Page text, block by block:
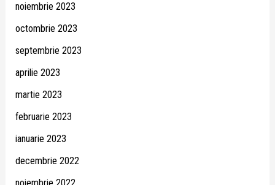
noiembrie 2023
octombrie 2023
septembrie 2023
aprilie 2023
martie 2023
februarie 2023
ianuarie 2023
decembrie 2022